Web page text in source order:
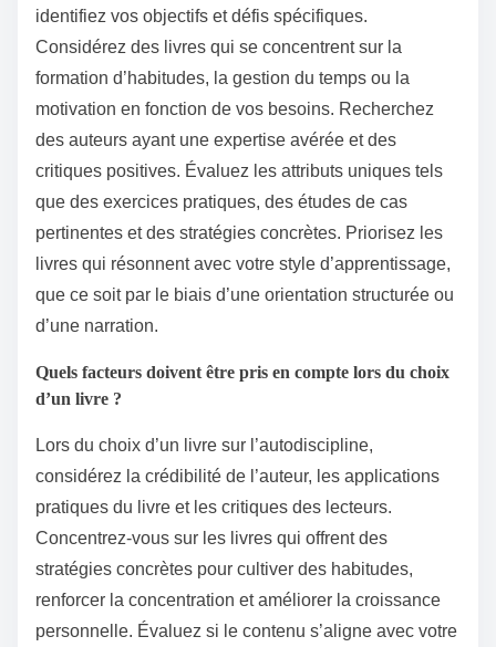
identifiez vos objectifs et défis spécifiques.
Considérez des livres qui se concentrent sur la
formation d’habitudes, la gestion du temps ou la
motivation en fonction de vos besoins. Recherchez
des auteurs ayant une expertise avérée et des
critiques positives. Évaluez les attributs uniques tels
que des exercices pratiques, des études de cas
pertinentes et des stratégies concrètes. Priorisez les
livres qui résonnent avec votre style d’apprentissage,
que ce soit par le biais d’une orientation structurée ou
d’une narration.
Quels facteurs doivent être pris en compte lors du choix
d’un livre ?
Lors du choix d’un livre sur l’autodiscipline,
considérez la crédibilité de l’auteur, les applications
pratiques du livre et les critiques des lecteurs.
Concentrez-vous sur les livres qui offrent des
stratégies concrètes pour cultiver des habitudes,
renforcer la concentration et améliorer la croissance
personnelle. Évaluez si le contenu s’aligne avec votre